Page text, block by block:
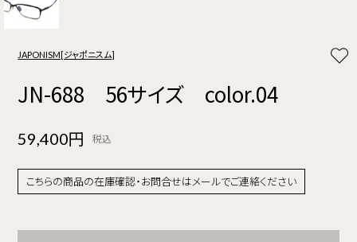
JAPONISM[ジャポニスム]
JN-688 56サイズ color.04
59,400円 税込
こちらの商品の在庫確認・お問合せはメールでご連絡ください